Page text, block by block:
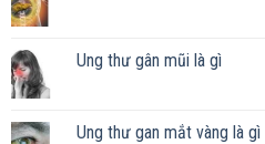
Ung thư gân mũi là gì
Ung thư gan mắt vàng là gì